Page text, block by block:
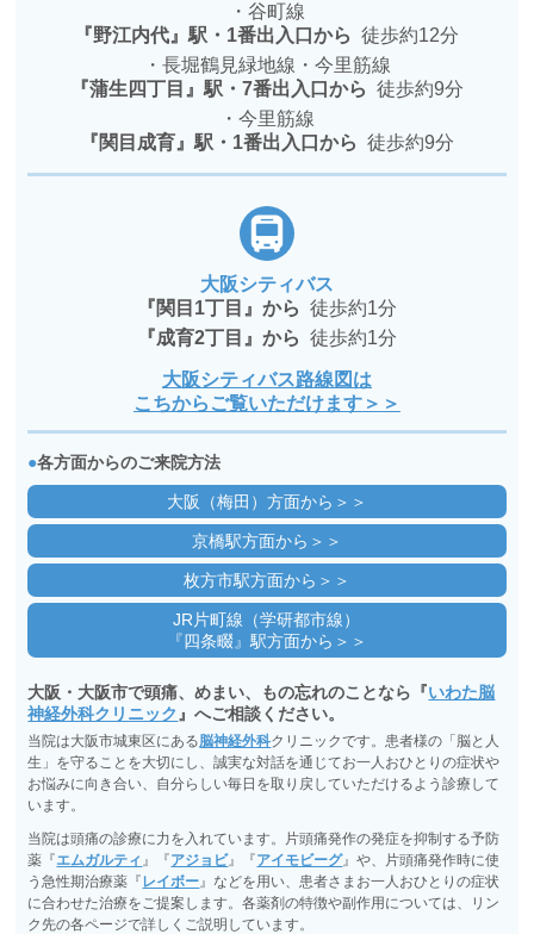
・谷町線
『野江内代』駅・1番出入口から徒歩約12分
・長堀鶴見緑地線・今里筋線
『蒲生四丁目』駅・7番出入口から 徒歩約9分
・今里筋線
『関目成育』駅・1番出入口から 徒歩約9分
大阪シティバス
『関目1丁目』から 徒歩約1分
『成育2丁目』から 徒歩約1分
大阪シティバス路線図は
こちからご覧いただけます＞＞
●各方面からのご来院方法
大阪（梅田）方面から＞＞
京橋駅方面から＞＞
枚方市駅方面から＞＞
JR片町線（学研都市線）
『四条畷』駅方面から＞＞
大阪・大阪市で頭痛、めまい、もの忘れのことなら『いわた脳
神経外科クリニック』へご相談ください。
当院は大阪市城東区にある脳神経外科クリニックです。患者様の「脳と人
生」を守ることを大切にし、誠実な対話を通じてお一人おひとりの症状や
お悩みに向き合い、自分らしい毎日を取り戻していただけるよう診療して
います。
当院は頭痛の診療に力を入れています。片頭痛発作の発症を抑制する予防
薬『エムガルティ 』『アジョビ』『アイモビーグ』や、片頭痛発作時に使
う急性期治療薬『 レイボー 』などを用い、患者さまお一人おひとりの症状
に合わせた治療をご提案します。各薬剤の特徴や副作用については、リン
ク先の各ページで詳しくご説明しています。